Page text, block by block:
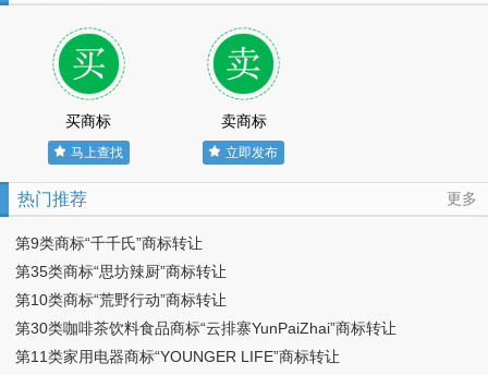
买商标
马上查找
卖商标
立即发布
更多
热门推荐
第9类商标“千千氏”商标转让
第35类商标“思坊辣厨”商标转让
第10类商标“荒野行动”商标转让
第30类咖啡茶饮料食品商标“云排寨YunPaiZhai”商标转让
第11类家用电器商标“YOUNGER LIFE”商标转让